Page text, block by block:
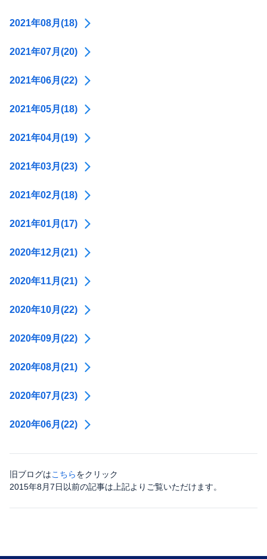
2021年08月(18)
2021年07月(20)
2021年06月(22)
2021年05月(18)
2021年04月(19)
2021年03月(23)
2021年02月(18)
2021年01月(17)
2020年12月(21)
2020年11月(21)
2020年10月(22)
2020年09月(22)
2020年08月(21)
2020年07月(23)
2020年06月(22)
旧ブログはこちらをクリック
2015年8月7日以前の記事は上記よりご覧いただけます。